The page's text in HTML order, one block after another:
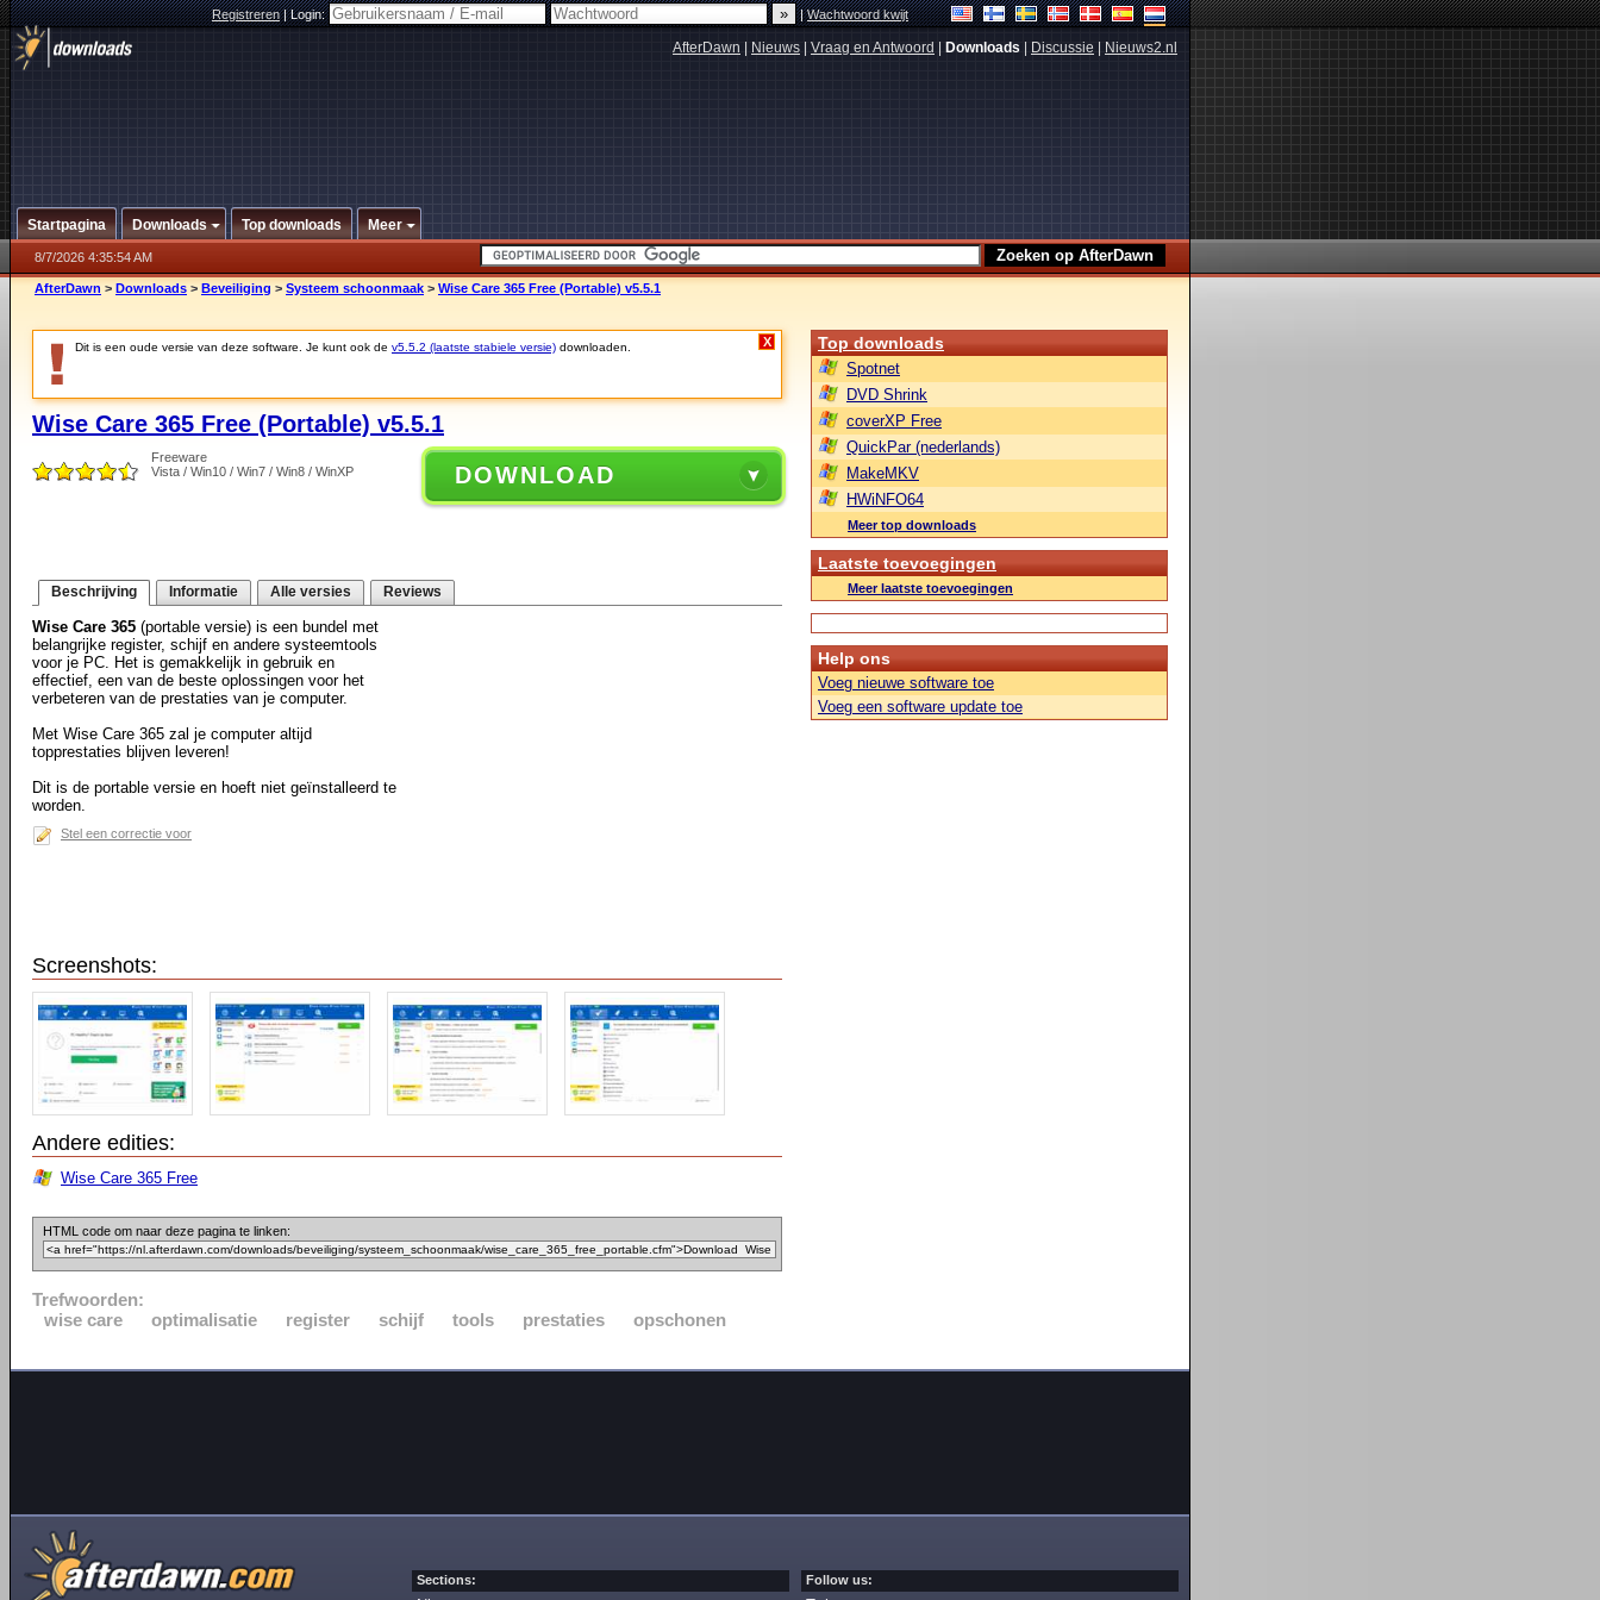
Registreren|Login: |Wachtwoord kwijt
AfterDawn Nieuws Vraag en Antwoord Downloads Discussie Nieuws2.nl
Startpagina Downloads Top downloads Meer
8/7/2026 4:35:54 AM
AfterDawn > Downloads > Beveiliging > Systeem schoonmaak > Wise Care 365 Free (Portable) v5.5.1
Dit is een oude versie van deze software. Je kunt ook de v5.5.2 (laatste stabiele versie) downloaden. X
Wise Care 365 Free (Portable) v5.5.1
Freeware
Vista / Win10 / Win7 / Win8 / WinXP
DOWNLOAD
Beschrijving Informatie Alle versies Reviews
Wise Care 365 (portable versie) is een bundel met
belangrijke register, schijf en andere systeemtools
voor je PC. Het is gemakkelijk in gebruik en
effectief, een van de beste oplossingen voor het
verbeteren van de prestaties van je computer.
Met Wise Care 365 zal je computer altijd
topprestaties blijven leveren!
Dit is de portable versie en hoeft niet geïnstalleerd te
worden.
Stel een correctie voor
Screenshots:
Andere edities:
Wise Care 365 Free
HTML code om naar deze pagina te linken:
Trefwoorden:
wise care
optimalisatie register schijf tools prestaties opschonen
Top downloads
Spotnet
DVD Shrink
coverXP Free
QuickPar (nederlands)
MakeMKV
HWiNFO64
Meer top downloads
Laatste toevoegingen
Meer laatste toevoegingen
Help ons
Voeg nieuwe software toe
Voeg een software update toe
Sections: Follow us: